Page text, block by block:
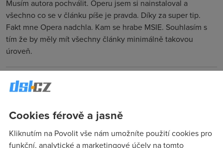
Musím autora pochválit. Operu jsem si nainstaloval a
všechno co se v článku píše je pravda. Díky za super tip.
Fakt mne Opera nadchla. Kam se hrabe MSIE. Souhlasím s
tím že by měly mít všechny články minimálně takovou
úroveň.
Ratan(16.9.2009 21:34:46)
verzi již bezproblémově běží i net banking a některé
složitější webové aplikace.
Cookies férově a jasně
Kliknutím na Povolit vše nám umožníte použití cookies pro
funkční, analytické a marketingové účely na tomto